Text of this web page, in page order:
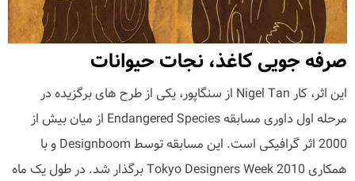
صرفه جویی کاغذ، نجات حیوانات
این اثر، کار Nigel Tan از سنگاپور، یکی از طرح های برگزیده در
مرحله اول داوری مسابقه Endangered Species از میان بیش از
2000 اثر گرافیکی است. این مسابقه توسط Designboom و با
همکاری Tokyo Designers Week 2010 برگذار شد. در طول یک ماه